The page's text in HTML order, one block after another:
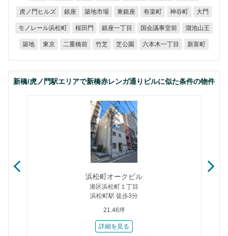
虎ノ門ヒルズ 銀座 築地市場 東銀座 有楽町 神谷町 大門
モノレール浜松町 桜田門 銀座一丁目 国会議事堂前 溜池山王
築地 東京 二重橋前 竹芝 芝公園 六本木一丁目 新富町
新橋/虎ノ門駅エリアで新橋赤レンガ通りビルに似た条件の物件
浜松町オークビル
港区浜松町１丁目
浜松町駅 徒歩3分
21.46坪
詳細を見る